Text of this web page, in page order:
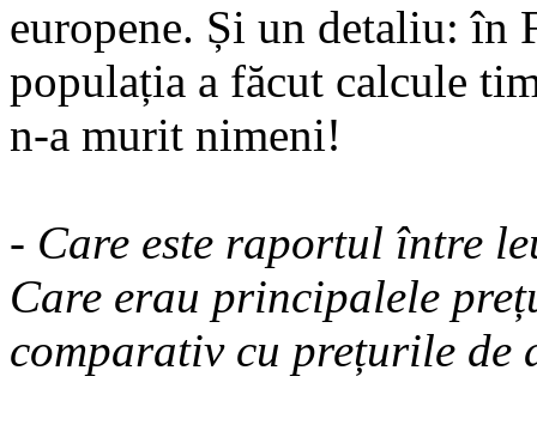
europene. Și un detaliu: în
populația a făcut calcule
n-a murit nimeni!
- Care este raportul între
Care erau principalele
comparativ cu prețurile de